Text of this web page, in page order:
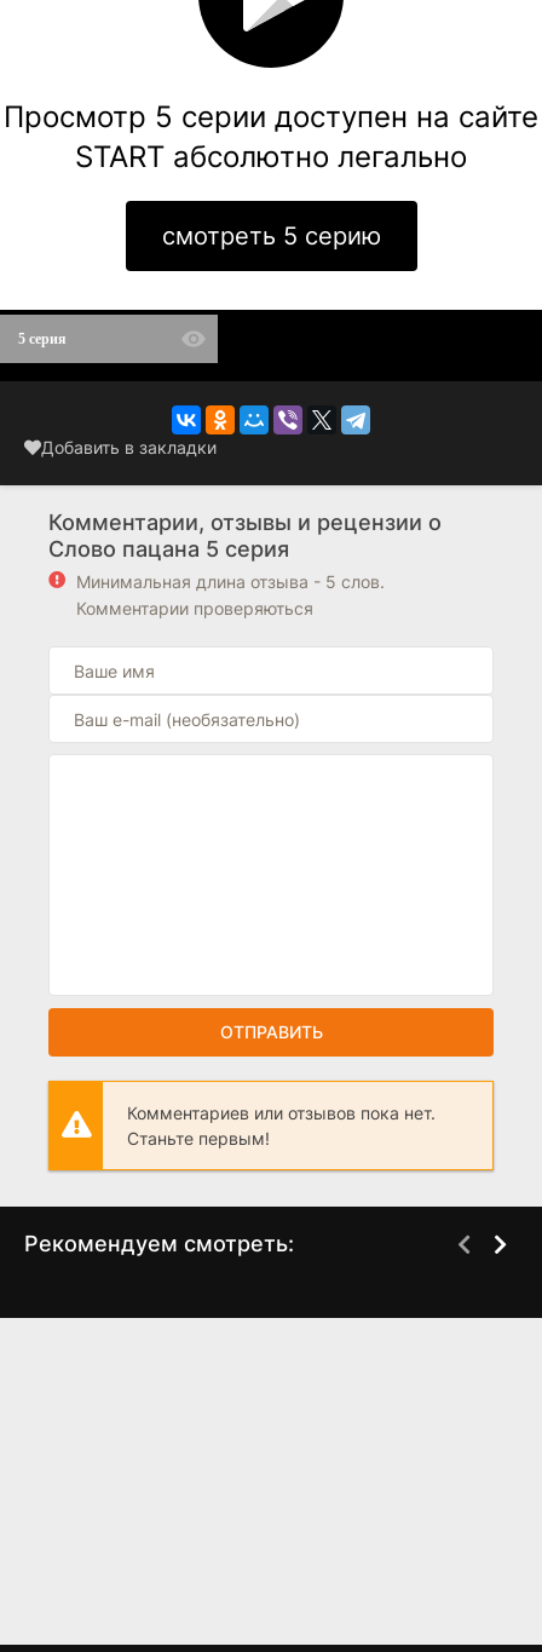
Просмотр 5 серии доступен на сайте
START абсолютно легально
смотреть 5 серию
5 серия
Добавить в закладки
Комментарии, отзывы и рецензии о
Слово пацана 5 серия
Минимальная длина отзыва - 5 слов.
Комментарии проверяються
ОТПРАВИТЬ
Комментариев или отзывов пока нет.
Станьте первым!
Рекомендуем смотреть: